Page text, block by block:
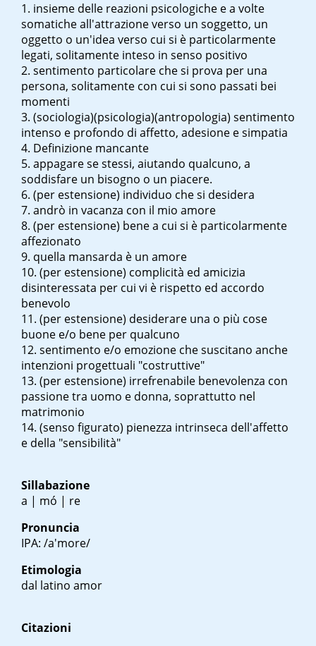
insieme delle reazioni psicologiche e a volte
somatiche all'attrazione verso un soggetto, un
oggetto o un'idea verso cui si è particolarmente
legati, solitamente inteso in senso positivo
sentimento particolare che si prova per una
persona, solitamente con cui si sono passati bei
momenti
(sociologia)(psicologia)(antropologia) sentimento
intenso e profondo di affetto, adesione e simpatia
Definizione mancante
appagare se stessi, aiutando qualcuno, a
soddisfare un bisogno o un piacere.
(per estensione) individuo che si desidera
andrò in vacanza con il mio amore
(per estensione) bene a cui si è particolarmente
affezionato
quella mansarda è un amore
(per estensione) complicità ed amicizia
disinteressata per cui vi è rispetto ed accordo
benevolo
(per estensione) desiderare una o più cose
buone e/o bene per qualcuno
sentimento e/o emozione che suscitano anche
intenzioni progettuali "costruttive"
(per estensione) irrefrenabile benevolenza con
passione tra uomo e donna, soprattutto nel
matrimonio
(senso figurato) pienezza intrinseca dell'affetto
e della "sensibilità"
Sillabazione
a | mó | re
Pronuncia
IPA: /a'more/
Etimologia
dal latino amor
Citazioni